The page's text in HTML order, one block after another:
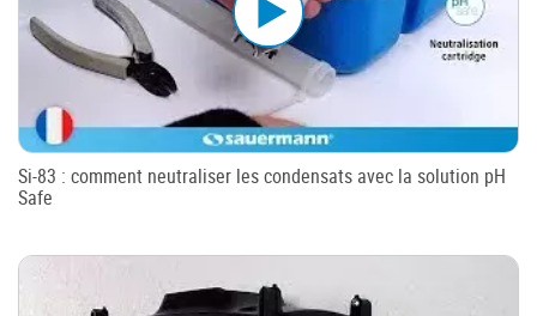
Si-83 : comment neutraliser les condensats avec la solution pH
Safe